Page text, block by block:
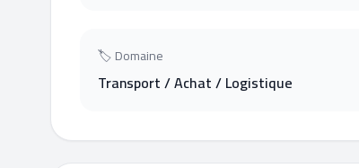
🏷 Domaine
Transport / Achat / Logistique